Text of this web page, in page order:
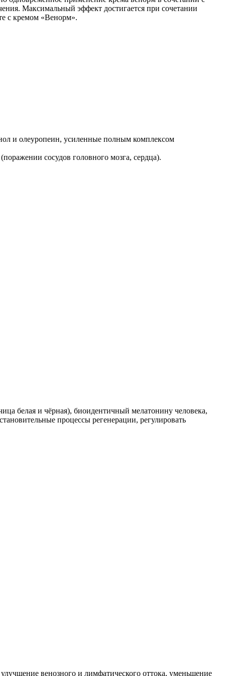
Максимальный эффект достигается при сочетании
с кремом «Венорм».
и олеуропеин, усиленные полным комплексом
сосудов головного мозга, сердца).
белая и чёрная), биоидентичный мелатонину человека,
процессы регенерации, регулировать
венозного и лимфатического оттока, уменьшение